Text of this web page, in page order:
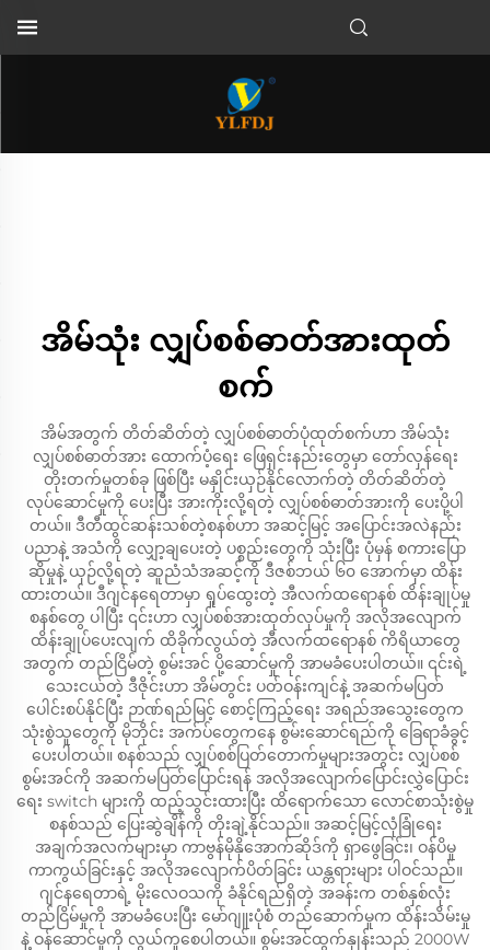
အိမ်သုံး လျှပ်စစ်ဓာတ်အားထုတ်
စက်
အိမ်အတွက် တိတ်ဆိတ်တဲ့ လျှပ်စစ်ဓာတ်ပုံထုတ်စက်ဟာ အိမ်သုံး
လျှပ်စစ်ဓာတ်အား ထောက်ပံ့ရေး ဖြေရှင်းနည်းတွေမှာ တော်လှန်ရေး
တိုးတက်မှုတစ်ခု ဖြစ်ပြီး မနှိုင်းယှဉ်နိုင်လောက်တဲ့ တိတ်ဆိတ်တဲ့
လုပ်ဆောင်မှုကို ပေးပြီး အားကိုးလို့ရတဲ့ လျှပ်စစ်ဓာတ်အားကို ပေးပို့ပါ
တယ်။ ဒီတီထွင်ဆန်းသစ်တဲ့စနစ်ဟာ အဆင့်မြင့် အပြောင်းအလဲနည်း
ပညာနဲ့ အသံကို လျှော့ချပေးတဲ့ ပစ္စည်းတွေကို သုံးပြီး ပုံမှန် စကားပြော
ဆိုမှုနဲ့ ယှဉ်လို့ရတဲ့ ဆူညံသံအဆင့်ကို ဒီဇစ်ဘယ် ၆၀ အောက်မှာ ထိန်း
ထားတယ်။ ဒီဂျင်နရေတာမှာ ရှုပ်ထွေးတဲ့ အီလက်ထရောနစ် ထိန်းချုပ်မှု
စနစ်တွေ ပါပြီး ၎င်းဟာ လျှပ်စစ်အားထုတ်လုပ်မှုကို အလိုအလျောက်
ထိန်းချုပ်ပေးလျက် ထိခိုက်လွယ်တဲ့ အီလက်ထရောနစ် ကိရိယာတွေ
အတွက် တည်ငြိမ်တဲ့ စွမ်းအင် ပို့ဆောင်မှုကို အာမခံပေးပါတယ်။ ၎င်းရဲ့
သေးငယ်တဲ့ ဒီဇိုင်းဟာ အိမ်တွင်း ပတ်ဝန်းကျင်နဲ့ အဆက်မပြတ်
ပေါင်းစပ်နိုင်ပြီး ဉာဏ်ရည်မြင့် စောင့်ကြည့်ရေး အရည်အသွေးတွေက
သုံးစွဲသူတွေကို မိုဘိုင်း အက်ပ်တွေကနေ စွမ်းဆောင်ရည်ကို ခြေရာခံခွင့်
ပေးပါတယ်။ စနစ်သည် လျှပ်စစ်ပြတ်တောက်မှုများအတွင်း လျှပ်စစ်
စွမ်းအင်ကို အဆက်မပြတ်ပြောင်းရန် အလိုအလျောက်ပြောင်းလွှဲပြောင်း
ရေး switch များကို ထည့်သွင်းထားပြီး ထိရောက်သော လောင်စာသုံးစွဲမှု
စနစ်သည် ပြေးဆွဲချိန်ကို တိုးချဲ့နိုင်သည်။ အဆင့်မြင့်လုံခြုံရေး
အချက်အလက်များမှာ ကာဗွန်မိုနိုအောက်ဆိုဒ်ကို ရှာဖွေခြင်း၊ ဝန်ပိမှု
ကာကွယ်ခြင်းနှင့် အလိုအလျောက်ပိတ်ခြင်း ယန္တရားများ ပါဝင်သည်။
ဂျင်နရေတာရဲ့ မိုးလေဝသကို ခံနိုင်ရည်ရှိတဲ့ အခန်းက တစ်နှစ်လုံး
တည်ငြိမ်မှုကို အာမခံပေးပြီး မော်ဂျူးပုံစံ တည်ဆောက်မှုက ထိန်းသိမ်းမှု
နဲ့ ဝန်ဆောင်မှုကို လွယ်ကူစေပါတယ်။ စွမ်းအင်ထွက်နှုန်းသည် 2000W